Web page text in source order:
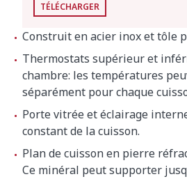
Dimensions extérieures
Largeur
980 mm
Profondeur
1220 mm
Hauteur
750 mm
TÉLÉCHARGER
Construit en acier inox et tôle
Thermostats supérieur et
chambre: les températures
séparément pour chaque
Porte vitrée et éclairage
constant de la cuisson.
Plan de cuisson en pierre
Ce minéral peut supporter